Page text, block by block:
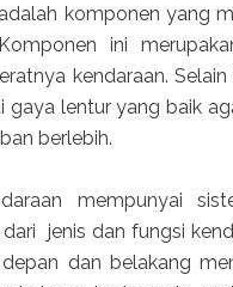
komponen yang
ini
kendaraan.
gaya lentur yang baik
berlebih.
mempunyai
jenis dan fungsi
dan belakang